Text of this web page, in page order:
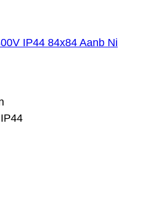
IP44 84x84 Aanb Ni